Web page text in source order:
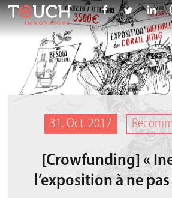
31. Oct. 2017
[Crowfunding] «
l’exposition à ne